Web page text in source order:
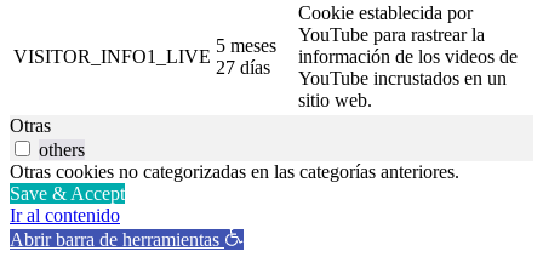
VISITOR_INFO1_LIVE
5 meses
27 días
Cookie establecida por
YouTube para rastrear la
información de los videos de
YouTube incrustados en un
sitio web.
Otras
others
Otras cookies no categorizadas en las categorías anteriores.
Save & Accept
Ir al contenido
Abrir barra de herramientas